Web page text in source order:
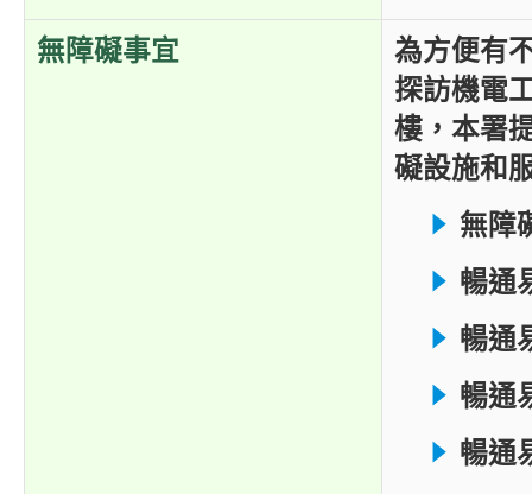
無障礙事宜
為方便有
探訪機電
樓，本署
礙設施和
無障
暢通
暢通
暢通
暢通